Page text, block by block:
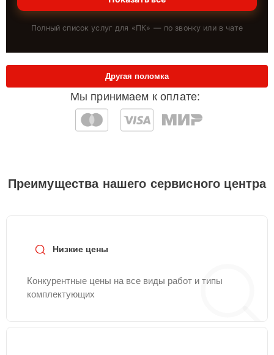
Полный список услуг для «ПК» — по звонку или в чате
Мы принимаем к оплате:
Другая поломка
Преимущества нашего сервисного центра
Низкие цены
Конкурентные цены на все виды работ и типы
комплектующих